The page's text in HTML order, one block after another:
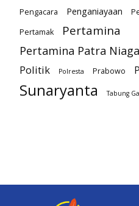
Pengacara Penganiayaan
Pertamak Pertamina
Pertamina Patra Niaga
Politik
Polresta Prabowo
Sunaryanta Tabung